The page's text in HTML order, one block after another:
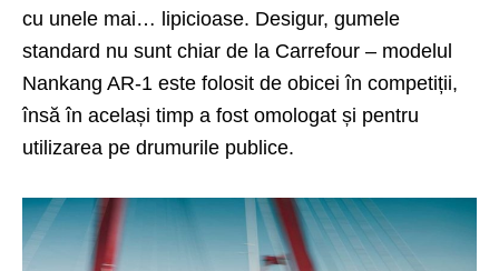
cu unele mai… lipicioase. Desigur, gumele
standard nu sunt chiar de la Carrefour – modelul
Nankang AR-1 este folosit de obicei în competiții,
însă în același timp a fost omologat și pentru
utilizarea pe drumurile publice.